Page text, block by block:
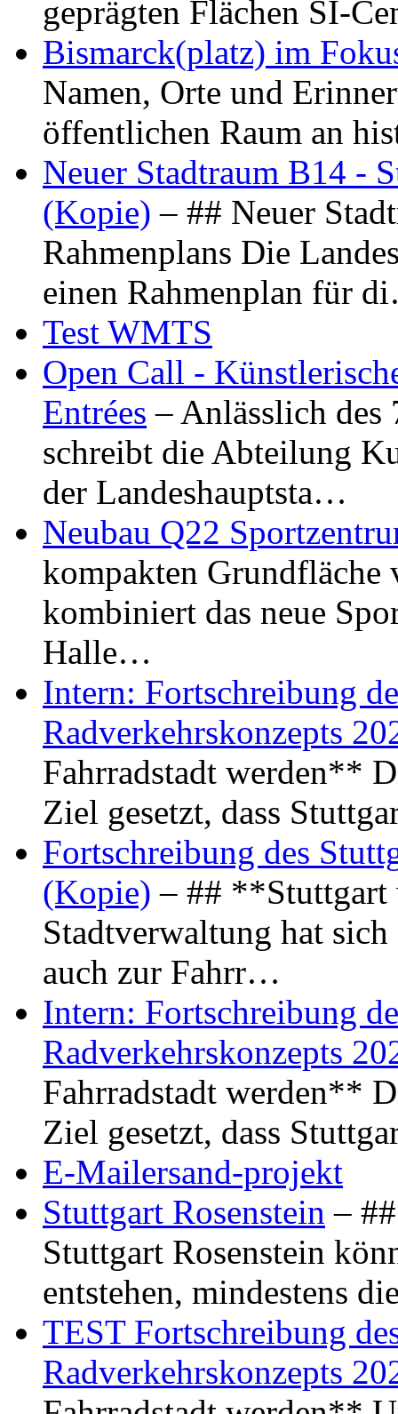
geprägten Flächen SI-
Bismarck(platz) im
Namen, Orte und
öffentlichen Raum an
Neuer Stadtraum B14 -
(Kopie) – ## Neuer
Rahmenplans Die
einen Rahmenplan für
Test WMTS
Open Call -
Entrées – Anlässlich
schreibt die Abteilung
der Landeshauptsta…
Neubau Q22
kompakten Grundfläche
kombiniert das neue
Halle…
Intern: Fortschreibung
Radverkehrskonzepts
Fahrradstadt werden**
Ziel gesetzt, dass
Fortschreibung des
(Kopie) – ## **Stuttgart
Stadtverwaltung hat
auch zur Fahrr…
Intern: Fortschreibung
Radverkehrskonzepts
Fahrradstadt werden**
Ziel gesetzt, dass
E-Mailersand-projekt
Stuttgart Rosenstein –
Stuttgart Rosenstein
entstehen, mindestens
TEST Fortschreibung
Radverkehrskonzepts